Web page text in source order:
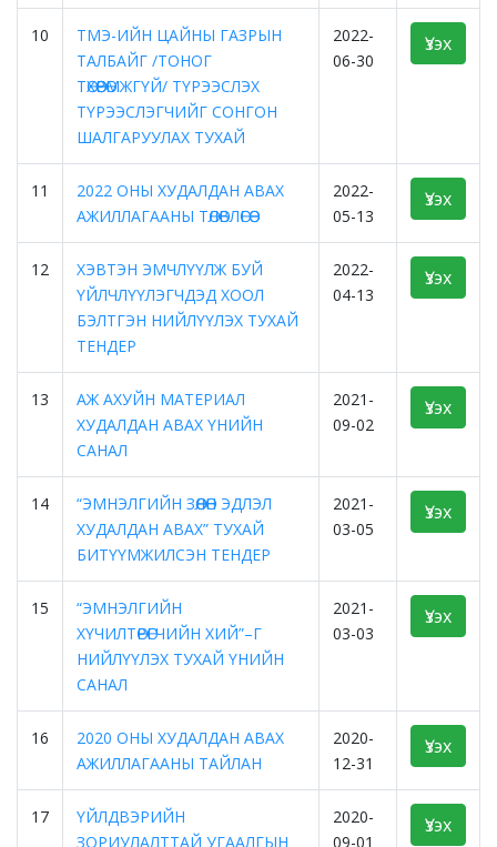
10
ТМЭ-ИЙН ЦАЙНЫ ГАЗРЫН
ТАЛБАЙГ /ТОНОГ
ТӨХӨӨРӨМЖГҮЙ/ ТҮРЭЭСЛЭХ
ТҮРЭЭСЛЭГЧИЙГ СОНГОН
ШАЛГАРУУЛАХ ТУХАЙ
2022-
06-30
Үзэх
11
2022 ОНЫ ХУДАЛДАН АВАХ
АЖИЛЛАГААНЫ ТӨЛӨВЛӨГӨӨ
2022-
05-13
Үзэх
12
ХЭВТЭН ЭМЧЛҮҮЛЖ БУЙ
ҮЙЛЧЛҮҮЛЭГЧДЭД ХООЛ
БЭЛТГЭН НИЙЛҮҮЛЭХ ТУХАЙ
ТЕНДЕР
2022-
04-13
Үзэх
13
АЖ АХУЙН МАТЕРИАЛ
ХУДАЛДАН АВАХ ҮНИЙН
САНАЛ
2021-
09-02
Үзэх
14
“ЭМНЭЛГИЙН ЗӨӨЛӨН ЭДЛЭЛ
ХУДАЛДАН АВАХ” ТУХАЙ
БИТҮҮМЖИЛСЭН ТЕНДЕР
2021-
03-05
Үзэх
15
“ЭМНЭЛГИЙН
ХҮЧИЛТӨРӨГЧИЙН ХИЙ”–Г
НИЙЛҮҮЛЭХ ТУХАЙ ҮНИЙН
САНАЛ
2021-
03-03
Үзэх
16
2020 ОНЫ ХУДАЛДАН АВАХ
АЖИЛЛАГААНЫ ТАЙЛАН
2020-
12-31
Үзэх
17
ҮЙЛДВЭРИЙН
ЗОРИУЛАЛТТАЙ УГААЛГЫН
2020-
09-01
Үзэх